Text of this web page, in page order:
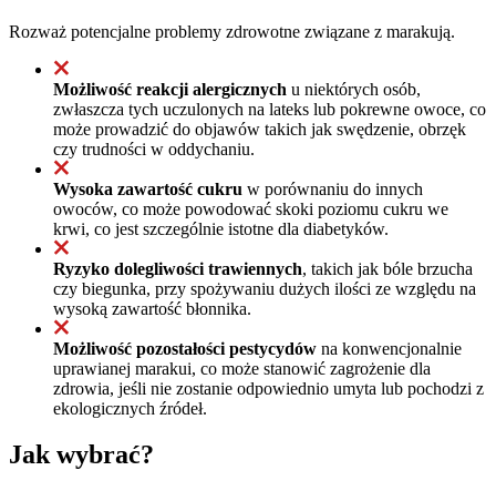
Rozważ potencjalne problemy zdrowotne związane z marakują.
Możliwość reakcji alergicznych u niektórych osób,
zwłaszcza tych uczulonych na lateks lub pokrewne owoce, co
może prowadzić do objawów takich jak swędzenie, obrzęk
czy trudności w oddychaniu.
Wysoka zawartość cukru w porównaniu do innych
owoców, co może powodować skoki poziomu cukru we
krwi, co jest szczególnie istotne dla diabetyków.
Ryzyko dolegliwości trawiennych, takich jak bóle brzucha
czy biegunka, przy spożywaniu dużych ilości ze względu na
wysoką zawartość błonnika.
Możliwość pozostałości pestycydów na konwencjonalnie
uprawianej marakui, co może stanowić zagrożenie dla
zdrowia, jeśli nie zostanie odpowiednio umyta lub pochodzi z
ekologicznych źródeł.
Jak wybrać?